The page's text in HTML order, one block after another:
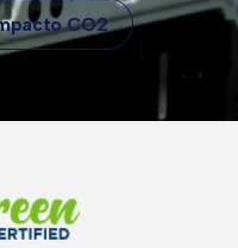
CO2